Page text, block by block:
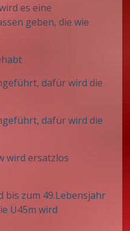
es eine
geben, die wie
dafür wird die
dafür wird die
wird ersatzlos
bis zum 49.Lebensjahr
Ü45m wird